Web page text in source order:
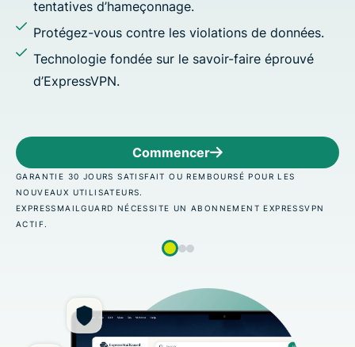
contre les violations de données.
sur le savoir-faire éprouvé
Commencer
OU REMBOURSÉ POUR LES
UN ABONNEMENT EXPRESSVPN
GARANTIE 30 JOURS